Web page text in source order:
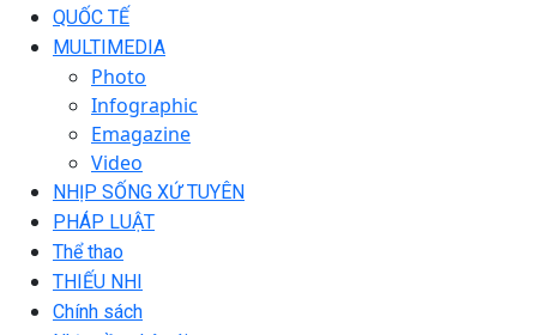
QUỐC TẾ
MULTIMEDIA
Photo
Infographic
Emagazine
Video
NHỊP SỐNG XỨ TUYÊN
PHÁP LUẬT
Thể thao
THIẾU NHI
Chính sách